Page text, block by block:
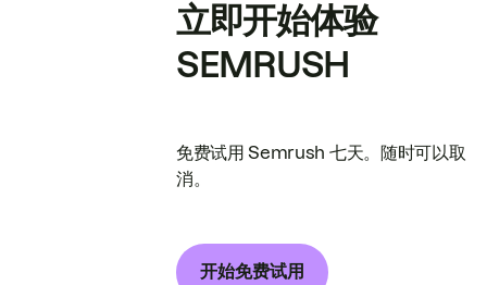
立即开始体验
SEMRUSH
免费试用 Semrush 七天。随时可以取
消。
开始免费试用